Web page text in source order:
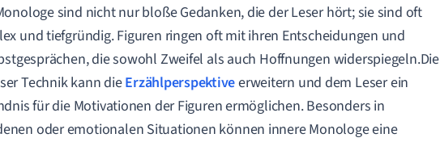
sind nicht nur bloße Gedanken, die der Leser hört; sie sind oft
und tiefgründig. Figuren ringen oft mit ihren Entscheidungen und
die sowohl Zweifel als auch Hoffnungen widerspiegeln.Die
Technik kann dieErzählperspektiveerweitern und dem Leser ein
für die Motivationen der Figuren ermöglichen. Besonders in
oder emotionalen Situationen können innere Monologe eine